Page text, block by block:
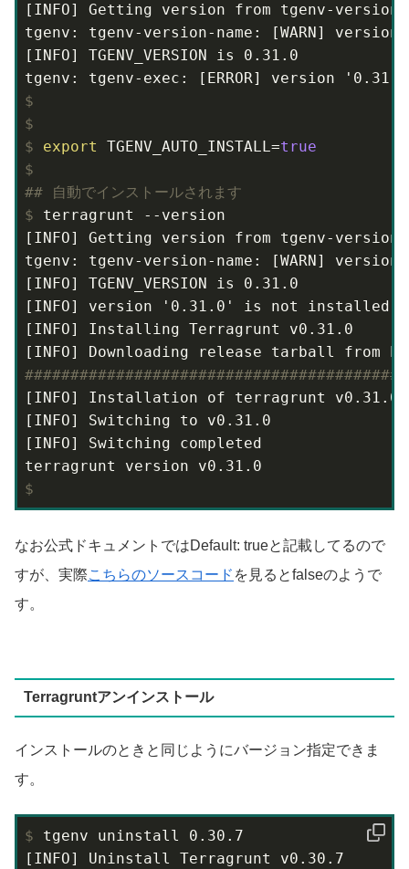
[INFO] Getting version from tgenv-version-
tgenv: tgenv-version-name: [WARN]
[INFO] TGENV_VERSION is 0.31.0
$
$
$
export TGENV_AUTO_INSTALL=true
$
## 自動でインストールされます
$ terragrunt --version
[INFO] Getting version from tgenv-version-
tgenv: tgenv-version-name: [WARN]
[INFO] TGENV_VERSION is 0.31.0
[INFO] version '0.31.0' is not installed
[INFO] Installing Terragrunt v0.31.0
#
[INFO] Installation of terragrunt v0.31.0
[INFO] Switching to v0.31.0
[INFO] Switching completed
$
なお公式ドキュメントではDefault: trueと記載してるので
すが、実際こちらのソースコード を見るとfalseのようで
す。
Terragruntアンインストール
インストールのときと同じようにバージョン指定できま
す。
$ tgenv uninstall 0.30.7
[INFO] Uninstall Terragrunt v0.30.7